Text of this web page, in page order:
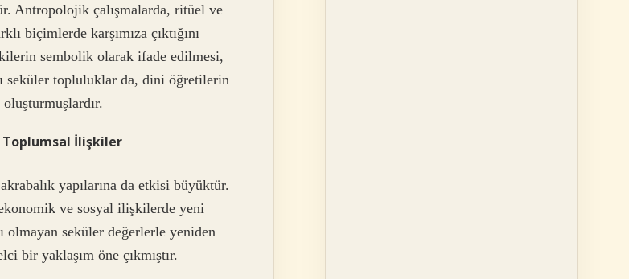
Antropolojik çalışmalarda, ritüel ve
biçimlerde karşımıza çıktığını
sembolik olarak ifade edilmesi,
seküler topluluklar da, dini öğretilerin
Toplumsal İlişkiler
yapılarına da etkisi büyüktür.
ve sosyal ilişkilerde yeni
olmayan seküler değerlerle yeniden
bir yaklaşım öne çıkmıştır.